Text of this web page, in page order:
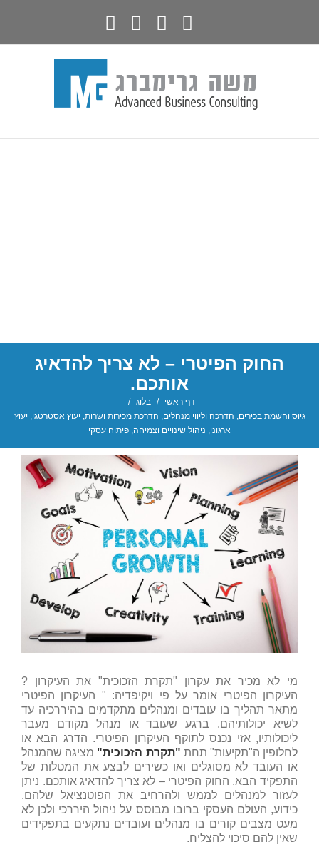
החוק הפיטרי – לא צריך להדאיג
אותכם.
דף ראשי / בלוג
/
גיוס והשמת בכירים, הדרכה וליווי מנהלים, הדרכת מכירות ושרות, יעוץ אסטרטגי, יעוץ
ארגוני, ניהול שינויים וצמיחה, פיתוח עסקי
מי לא מכיר את עקרון "תקרת הזכוכית" את העיקרון ?
העיקרון הפיטרי אומר על פי ויקיפדיה: " העיקרון הפיטרי
מתאר תהליך בו עובדים ומנהלים מתקדמים בהיררכיה עד
לשיא יכולותיהם. ברגע שעובד או מנהל מקודם מעבר
ליכולותיו, אזי נכנס לתוקף העיקרון הפיטרי. הדרג הבא או
לחלופין ה"תקיעות" תחת "תקרת הזכוכית" מציגה שהמנהל
או העובד לא מסוגלים ואו כשירים לבצע את המטלות של
התפקיד הבא. החוק הפיטרי – לא צריך להדאיג אותכם. ניתן
לעזור למנהלים לממש ולהרחיב את הפוטנציאל שלהם.
כידוע, העולם העסקי ברובו מבוסס על ניהול היררכי ולכן לא
מעט מצבים קורים בו מנהלים ועובדים נתקעים בתפקידים
שאין להם סיכוי להצליח.